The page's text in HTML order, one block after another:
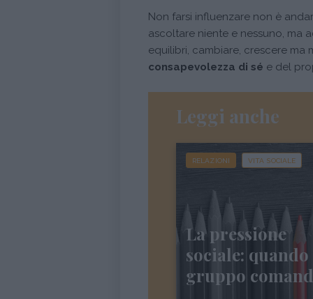
Non farsi influenzare non è
ascoltare niente e nessuno, ma
equilibri, cambiare, crescere ma
consapevolezza di sé e del
Leggi anche
RELAZIONI VITA SOCIALE
La pressione
sociale:
gruppo